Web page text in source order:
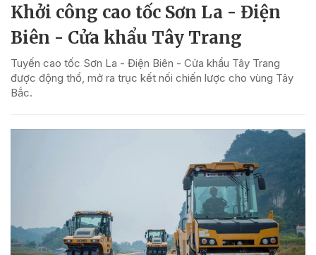
Khởi công cao tốc Sơn La - Điện
Biên - Cửa khẩu Tây Trang
Tuyến cao tốc Sơn La - Điện Biên - Cửa khẩu Tây Trang
được động thổ, mở ra trục kết nối chiến lược cho vùng Tây
Bắc.